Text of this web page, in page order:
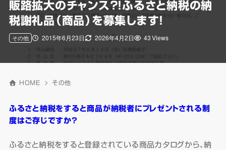
販路拡大のチャンス？！ふるさと納税の納
税謝礼品（商品）を募集します！
2015年6月23日 2026年4月2日
その他 43 Views
HOME その他
ふるさと納税をすると商品が納税者にプレゼントされる制
度はご存じですか？
ふるさと納税をすると登録されている商品カタログから、納